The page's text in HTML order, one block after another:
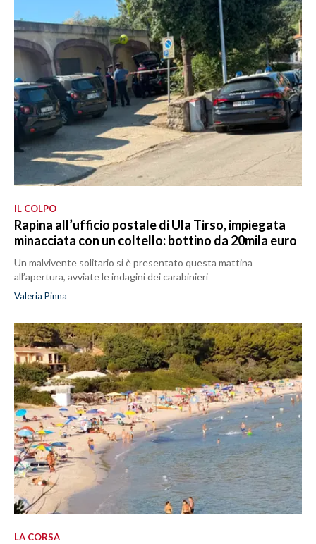
IL COLPO
Rapina all’ufficio postale di Ula Tirso, impiegata
minacciata con un coltello: bottino da 20mila euro
Un malvivente solitario si è presentato questa mattina
all’apertura, avviate le indagini dei carabinieri
Valeria Pinna
LA CORSA